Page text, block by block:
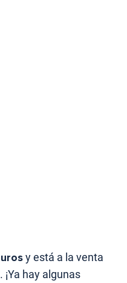
y está a la venta
hay algunas